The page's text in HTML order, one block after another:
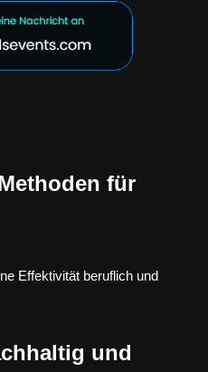
für
Effektivität beruflich und
und